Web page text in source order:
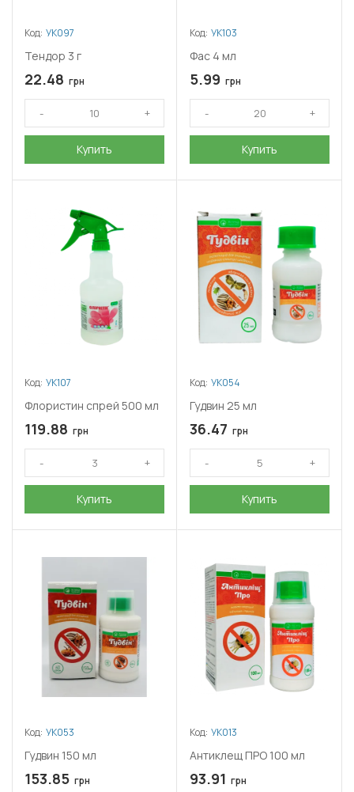
Код: УК097
Тендор 3 г
22.48 грн
Купить
Код: УК103
Фас 4 мл
5.99 грн
Купить
Код: УК107
Флористин спрей 500 мл
119.88 грн
Купить
Код: УК054
Гудвин 25 мл
36.47 грн
Купить
Код: УК053
Гудвин 150 мл
153.85 грн
Код: УК013
Антиклещ ПРО 100 мл
93.91 грн